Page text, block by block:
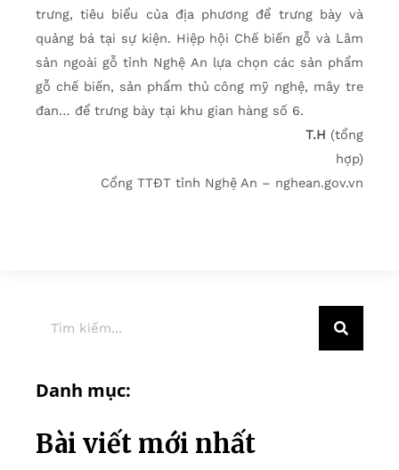
trưng, tiêu biểu của địa phương để trưng bày và
quảng bá tại sự kiện. Hiệp hội Chế biến gỗ và Lâm
sản ngoài gỗ tỉnh Nghệ An lựa chọn các sản phẩm
gỗ chế biến, sản phẩm thủ công mỹ nghệ, mây tre
đan… để trưng bày tại khu gian hàng số 6.
T.H (tổng
hợp)
Cổng TTĐT tỉnh Nghệ An – nghean.gov.vn
Danh mục:
Bài viết mới nhất